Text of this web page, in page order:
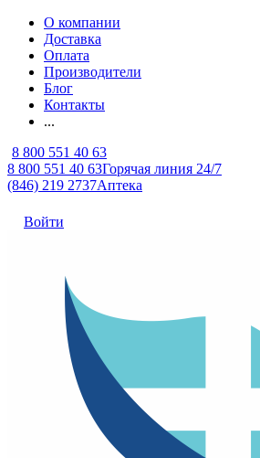
О компании
Доставка
Оплата
Производители
Блог
Контакты
...
8 800 551 40 63
8 800 551 40 63Горячая линия 24/7
(846) 219 2737Аптека
Войти